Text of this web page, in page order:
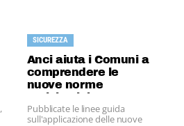
SICUREZZA
Anci aiuta i Comuni a
comprendere le
nuove norme
antisismiche
Pubblicate le linee guida
sull'applicazione delle nuove